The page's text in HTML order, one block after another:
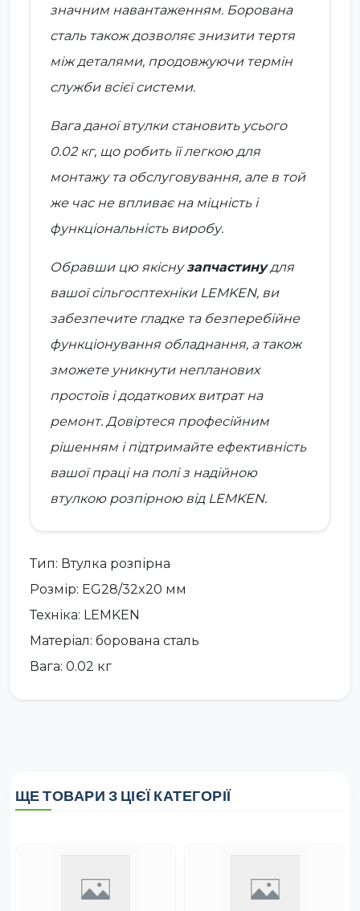
значним навантаженням. Борована
сталь також дозволяє знизити тертя
між деталями, продовжуючи термін
служби всієї системи.
Вага даної втулки становить усього
0.02 кг, що робить її легкою для
монтажу та обслуговування, але в той
же час не впливає на міцність і
функціональність виробу.
Обравши цю якіснузапчастинудля
вашої сільгосптехніки LEMKEN, ви
забезпечите гладке та безперебійне
функціонування обладнання, а також
зможете уникнути непланових
простоїв і додаткових витрат на
ремонт. Довіртеся професійним
рішенням і підтримайте ефективність
вашої праці на полі з надійною
втулкою розпірною від LEMKEN.
Тип: Втулка розпірна
Розмір: EG28/32x20 мм
Техніка: LEMKEN
Матеріал: борована сталь
Вага: 0.02 кг
ЩЕ ТОВАРИ З ЦІЄЇ КАТЕГОРІЇ